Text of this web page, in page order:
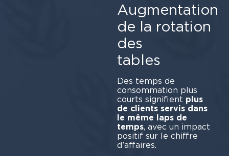
Augmentation
de la rotation
des
Des temps de
consommation plus
courts signifient plus
de clients servis dans
le même laps de
temps, avec un impact
positif sur le chiffre
d’affaires.